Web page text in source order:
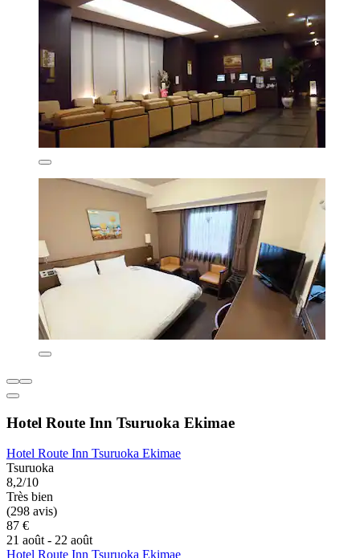
Hotel Route Inn Tsuruoka Ekimae
Hotel Route Inn Tsuruoka Ekimae
Tsuruoka
8,2/10
Très bien
(298 avis)
87 €
21 août - 22 août
Hotel Route Inn Tsuruoka Ekimae